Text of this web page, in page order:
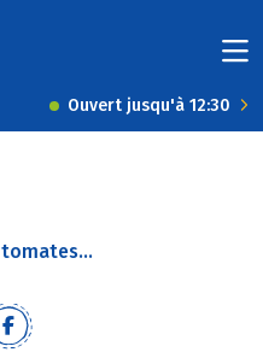
Ouvert jusqu'à 12:30